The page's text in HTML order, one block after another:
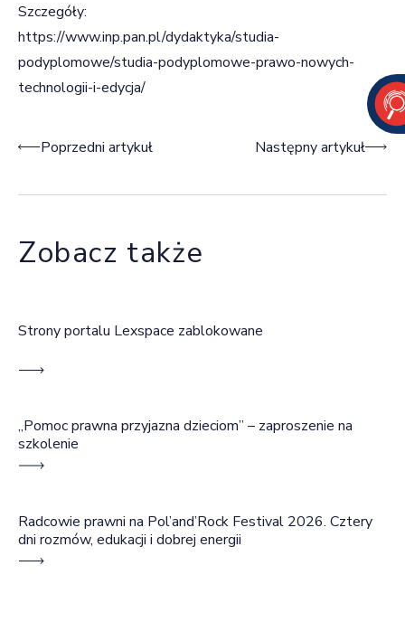
Szczegóły:
https://www.inp.pan.pl/dydaktyka/studia-
podyplomowe/studia-podyplomowe-prawo-nowych-
technologii-i-edycja/
Nawigacja wpisu
Poprzedni artykuł Następny artykuł
Zobacz także
Strony portalu Lexspace zablokowane
„Pomoc prawna przyjazna dzieciom” – zaproszenie na
szkolenie
Radcowie prawni na Pol’and’Rock Festival 2026. Cztery
dni rozmów, edukacji i dobrej energii